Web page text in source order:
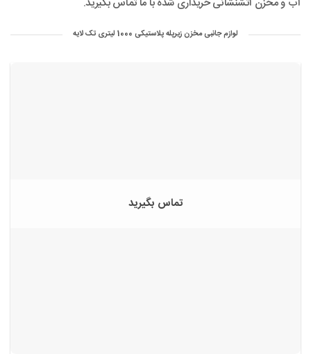
لوازم جانبی مخزن زیرپله پلاستیکی 1000 لیتری تک لایه
تماس بگیرید